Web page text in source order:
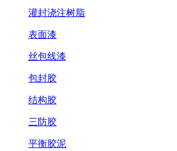
灌封浇注树脂
表面漆
丝包线漆
包封胶
结构胶
三防胶
平衡胶泥